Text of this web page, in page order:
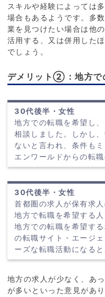
スキルや経験によっては
場合もあるようです。多
業を見つけたい場合は他
活用する、又は併用した
でしょう。
デメリット②：地方で
30代後半・女性
地方での転職を希望し
相談しました。しかし
ないと言われ、条件も
エンワールドからの転職
30代後半・女性
首都圏の求人が保有求
地方で転職を希望する
地方での転職を希望す
の転職サイト・エージ
ーズな転職活動になると
地方の求人が少なく、あ
が多いといった意見があ